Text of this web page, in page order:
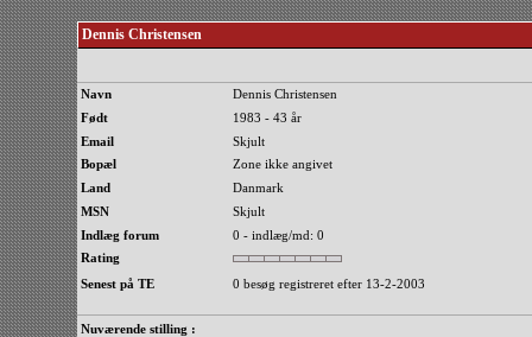
Dennis Christensen
Navn
Dennis Christensen
Født
1983 - 43 år
Email
Skjult
Bopæl
Zone ikke angivet
Land
Danmark
MSN
Skjult
Indlæg forum
0 - indlæg/md: 0
Rating
Senest på TE
0 besøg registreret efter 13-2-2003
Nuværende stilling :